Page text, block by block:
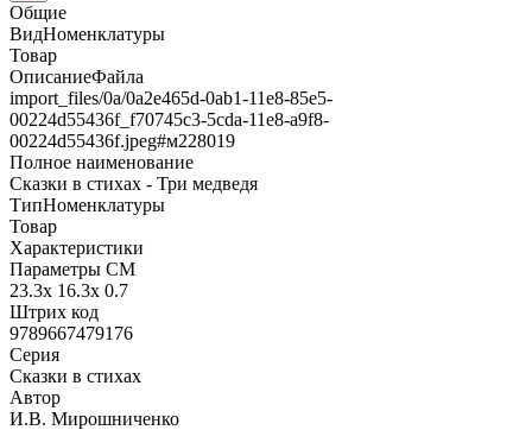
Общие
ВидНоменклатуры
Товар
ОписаниеФайла
import_files/0a/0a2e465d-0ab1-11e8-85e5-
00224d55436f_f70745c3-5cda-11e8-a9f8-
00224d55436f.jpeg#м228019
Полное наименование
Сказки в стихах - Три медведя
ТипНоменклатуры
Товар
Характеристики
Параметры СМ
23.3x 16.3x 0.7
Штрих код
9789667479176
Серия
Сказки в стихах
Автор
И.В. Мирошниченко